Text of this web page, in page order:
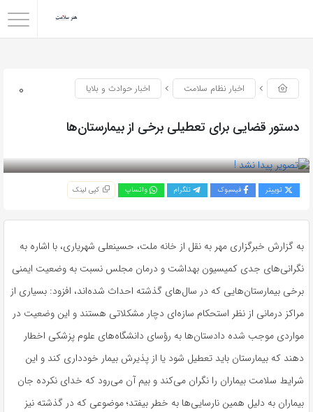
0 اخبار نظام سلامت اخبار حوادث و بلایا
دستور قضایی برای تعطیلی برخی از بیمارستان‌ها
توییتر فیسبوک تلگرام واتساپ کپی لینک
به گزارش خبرگزاری مهر به نقل از خانه ملت، حسینعلی شهریاری، با اشاره به
نگرانی‌های جدی کمیسیون بهداشت و درمان مجلس نسبت به وضعیت ایمنی
برخی بیمارستان‌هایی که در سال‌های گذشته احداث شده‌اند، افزود: بسیاری از
مراکز درمانی از نظر استحکام سازه‌ای دچار مشکلاتی هستند و این وضعیت در
مواردی موجب شده دادستان‌ها به رؤسای دانشگاه‌های علوم پزشکی اخطار
دهند که بیمارستان باید تعطیل شود یا از پذیرش بیمار خودداری کند و این
شرایط سلامت بیماران را نگران می‌کند و بیم آن می‌رود که خدای نکرده جان
بیماران به دلیل همین نارسایی‌ها به خطر بیفتد؛ موضوعی که در گذشته نیز